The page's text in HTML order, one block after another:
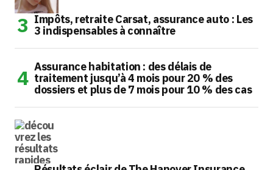
Impôts, retraite Carsat, assurance auto : Les
3 indispensables à connaître
Assurance habitation : des délais de
traitement jusqu’à 4 mois pour 20 % des
dossiers et plus de 7 mois pour 10 % des cas